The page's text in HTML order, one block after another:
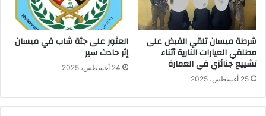
شرطة ميسان تلقي القبض على
مطلقي العيارات النارية أثناء
تشييع جنائزي في العمارة
25 أغسطس، 2025
العثور على جثة شاب في ميسان
إثر حادث سير
24 أغسطس، 2025